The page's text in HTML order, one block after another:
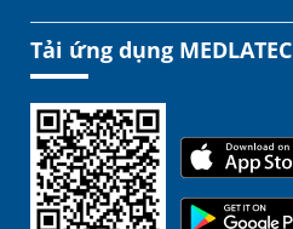
Tải ứng dụng MEDLATEC